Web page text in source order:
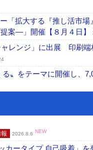
拡大する『推し活市
案―」開催【８月４日】
レンジ」に出展 印刷端
〟をテーマに開催し、
2026.8.6 NEW
ータイプ 自己吸着」